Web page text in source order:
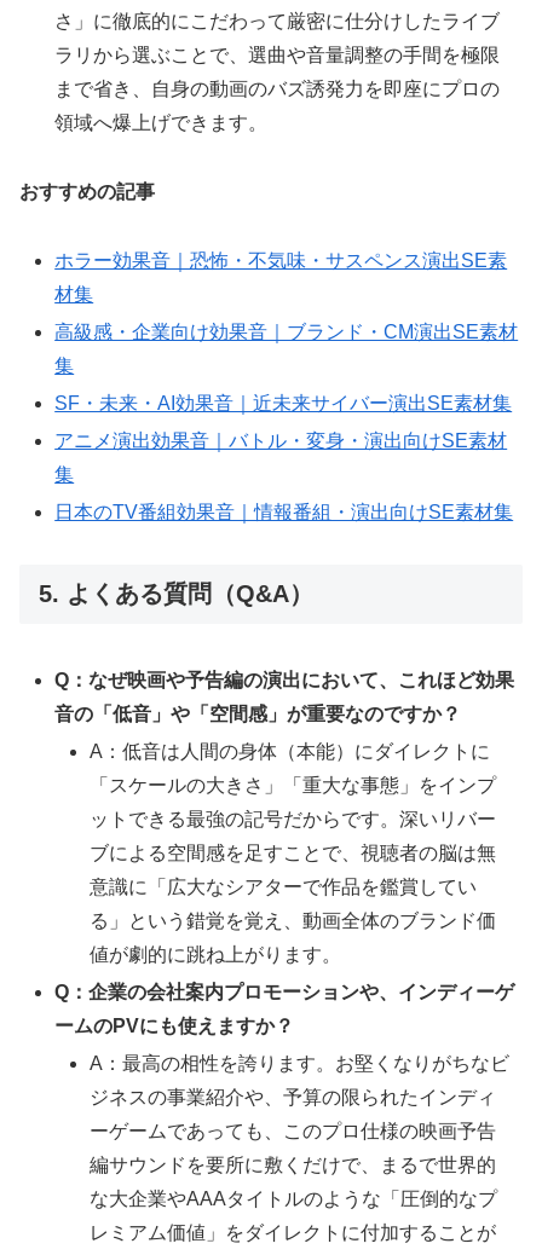
さ」に徹底的にこだわって厳密に仕分けしたライブ
ラリから選ぶことで、選曲や音量調整の手間を極限
まで省き、自身の動画のバズ誘発力を即座にプロの
領域へ爆上げできます。
おすすめの記事
ホラー効果音｜恐怖・不気味・サスペンス演出SE素
材集
高級感・企業向け効果音｜ブランド・CM演出SE素材
集
SF・未来・AI効果音｜近未来サイバー演出SE素材集
アニメ演出効果音｜バトル・変身・演出向けSE素材
集
日本のTV番組効果音｜情報番組・演出向けSE素材集
5. よくある質問（Q&A）
Q：なぜ映画や予告編の演出において、これほど効果
音の「低音」や「空間感」が重要なのですか？
A：低音は人間の身体（本能）にダイレクトに
「スケールの大きさ」「重大な事態」をインプ
ットできる最強の記号だからです。深いリバー
ブによる空間感を足すことで、視聴者の脳は無
意識に「広大なシアターで作品を鑑賞してい
る」という錯覚を覚え、動画全体のブランド価
値が劇的に跳ね上がります。
Q：企業の会社案内プロモーションや、インディーゲ
ームのPVにも使えますか？
A：最高の相性を誇ります。お堅くなりがちなビ
ジネスの事業紹介や、予算の限られたインディ
ーゲームであっても、このプロ仕様の映画予告
編サウンドを要所に敷くだけで、まるで世界的
な大企業やAAAタイトルのような「圧倒的なプ
レミアム価値」をダイレクトに付加することが